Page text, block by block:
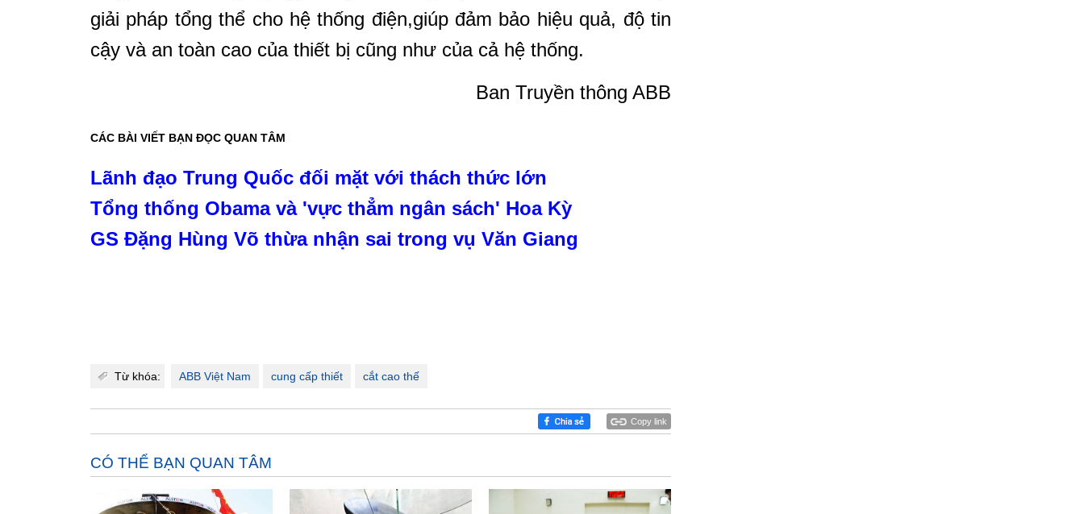
giải pháp tổng thể cho hệ thống điện,giúp đảm bảo hiệu quả, độ tin
cậy và an toàn cao của thiết bị cũng như của cả hệ thống.
Ban Truyền thông ABB
CÁC BÀI VIẾT BẠN ĐỌC QUAN TÂM
Lãnh đạo Trung Quốc đối mặt với thách thức lớn
Tổng thống Obama và 'vực thẳm ngân sách' Hoa Kỳ
GS Đặng Hùng Võ thừa nhận sai trong vụ Văn Giang
Từ khóa: ABB Việt Nam cung cấp thiết cắt cao thế
Copy link
CÓ THỂ BẠN QUAN TÂM